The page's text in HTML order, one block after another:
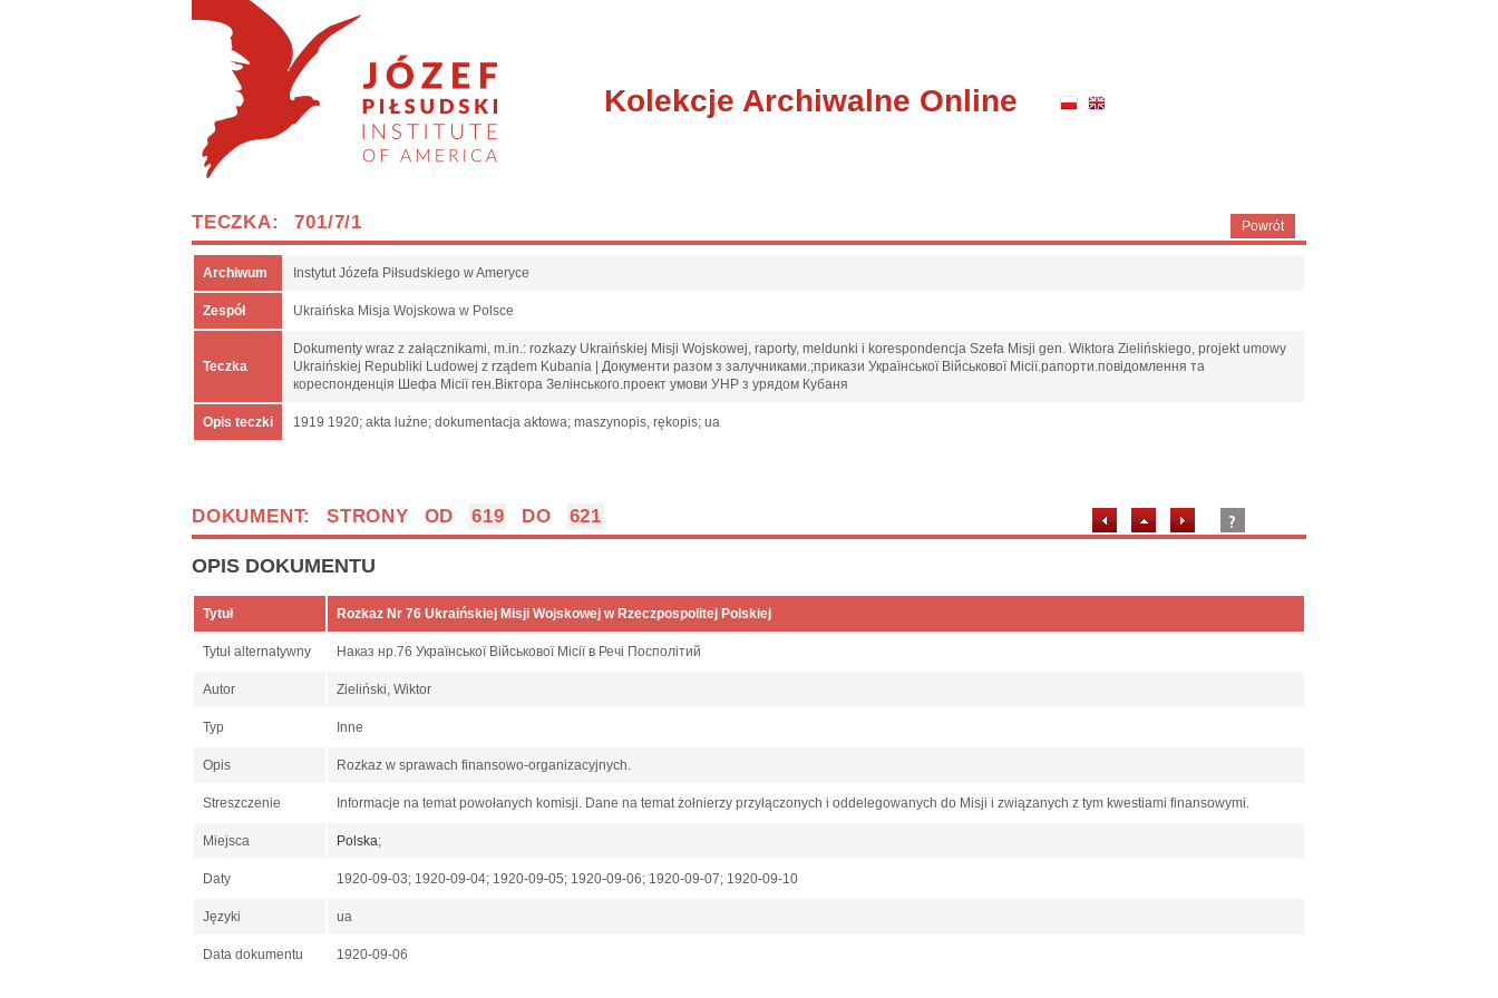
Kolekcje Archiwalne Online
Powrót
TECZKA: 701/7/1
Archiwum Instytut Józefa Piłsudskiego w Ameryce
Zespół Ukraińska Misja Wojskowa w Polsce
Teczka
Dokumenty wraz z załącznikami, m.in.: rozkazy Ukraińskiej Misji Wojskowej, raporty, meldunki i korespondencja Szefa Misji gen. Wiktora Zielińskiego, projekt umowy
Ukraińskiej Republiki Ludowej z rządem Kubania | Документи разом з залучниками.;прикази Української Військової Місії.рапорти.повідомлення та
кореспонденція Шефа Місії ген.Віктора Зелінського.проект умови УНР з урядом Кубаня
Opis teczki 1919 1920; akta luźne; dokumentacja aktowa; maszynopis, rękopis; ua
DOKUMENT: STRONY OD 619 DO 621
OPIS DOKUMENTU
Tytuł Rozkaz Nr 76 Ukraińskiej Misji Wojskowej w Rzeczpospolitej Polskiej
Tytuł alternatywny Наказ нр.76 Української Військової Місії в Речі Посполітий
Autor Zieliński, Wiktor
Typ Inne
Opis Rozkaz w sprawach finansowo-organizacyjnych.
Streszczenie Informacje na temat powołanych komisji. Dane na temat żołnierzy przyłączonych i oddelegowanych do Misji i związanych z tym kwestiami finansowymi.
Miejsca Polska;
Daty 1920-09-03; 1920-09-04; 1920-09-05; 1920-09-06; 1920-09-07; 1920-09-10
Języki ua
Data dokumentu 1920-09-06